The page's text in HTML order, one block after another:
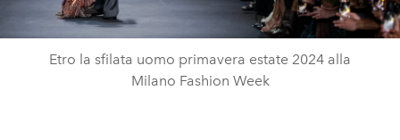
Etro la sfilata uomo primavera estate 2024 alla
Milano Fashion Week